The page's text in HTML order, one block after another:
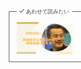
あわせて読みたい